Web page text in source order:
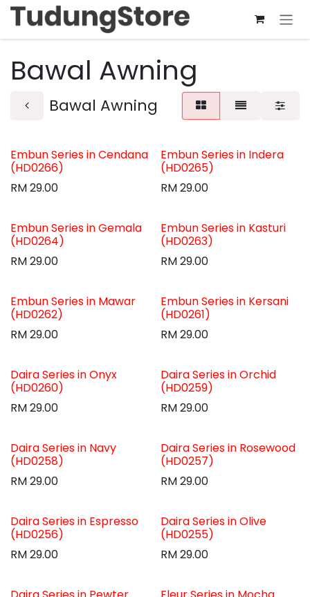
Skip to Content
Bawal Awning
Bawal Awning
Embun Series in Cendana
(HD0266)
RM29.00
Embun Series in Indera
(HD0265)
RM29.00
Embun Series in Gemala
(HD0264)
RM29.00
Embun Series in Kasturi
(HD0263)
RM29.00
Embun Series in Mawar
(HD0262)
RM29.00
Embun Series in Kersani
(HD0261)
RM29.00
Daira Series in Onyx
(HD0260)
RM29.00
Daira Series in Orchid
(HD0259)
RM29.00
Daira Series in Navy
(HD0258)
RM29.00
Daira Series in Rosewood
(HD0257)
RM29.00
Daira Series in Espresso
(HD0256)
RM29.00
Daira Series in Olive
(HD0255)
RM29.00